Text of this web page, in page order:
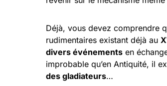
Déjà, vous devez comprendre
rudimentaires existant déjà au
divers événements en
improbable qu’en Antiquité, il
des gladiateurs…